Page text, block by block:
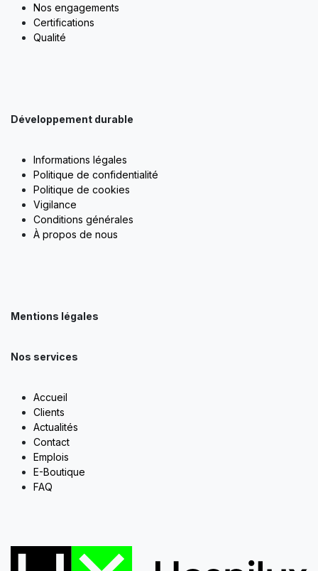
Nos engagements
Certifications
Qualité
Développement durable
Informations légales
Politique de confidentialité
Politique de cookies
Vigilance
Conditions générales
À propos de nous
Mentions légales
Nos services
Accueil
Clients
Actualités
Contact
Emplois
E-Boutique
FAQ